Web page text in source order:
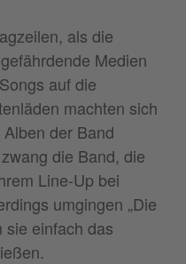
als die
Medien
auf die
machten sich
der Band
die Band, die
Line-Up bei
umgingen „Die
sie einfach das